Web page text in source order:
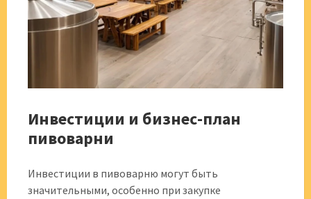
Инвестиции и бизнес-план
пивоварни
Инвестиции в пивоварню могут быть
значительными, особенно при закупке